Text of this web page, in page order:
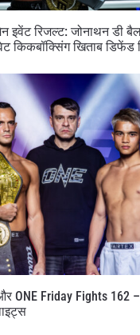
इवेंट रिजल्ट: जोनाथन डी
किकबॉक्सिंग खिताब डिफेंड
ONE Friday Fights 162